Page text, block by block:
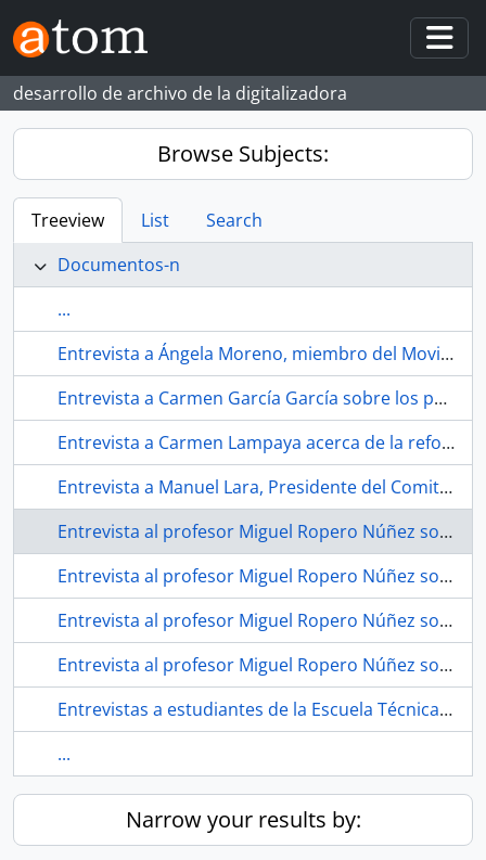
Skip to main content
desarrollo de archivo de la digitalizadora
Browse Subjects:
Treeview List
Search
Documentos-n
...
Entrevista a Ángela Moreno, miembro del Movimiento de Objeción de Conciencia de Sevilla. 1993. Sevilla (España).
Entrevista a Carmen García García sobre los postes de alta tensión junto a su vivienda. 2001. La Bachillera (barrio, Sevilla, España, ca.1948-)
Entrevista a Carmen Lampaya acerca de la reforma educativa de la SAFA de Riotinto. 1998. Sevilla (España)
Entrevista a Manuel Lara, Presidente del Comité Pro Parque Educativo Miraflores. 1983. Sevilla (España).
Entrevista al profesor Miguel Ropero Núñez sobre el habla andaluza. 1985. Sevilla (España) - Parte 3
Entrevista al profesor Miguel Ropero Núñez sobre el habla andaluza. Hacia 1985. Sevilla (España)
Entrevista al profesor Miguel Ropero Núñez sobre el habla andaluza. Hacia 1985. Sevilla (España) - Parte 1
Entrevista al profesor Miguel Ropero Núñez sobre el habla andaluza. Hacia 1985. Sevilla (España) - Parte 2
Entrevistas a estudiantes de la Escuela Técnica Superior de Ingeniería (Universidad de Sevilla). 18 de octubre de 1994. Sevilla (España).
...
Narrow your results by: